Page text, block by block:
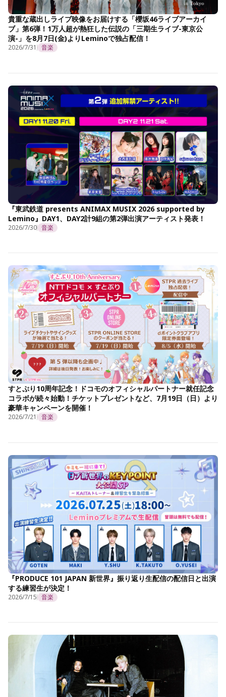
貴重な蔵出しライブ映像をお届けする「櫻坂46ライブアーカイ
ブ」第6弾！1万人超が熱狂した伝説の「三期生ライブ-東京公
演-」を8月7日(金)よりLeminoで独占配信！
2026/7/31 音楽
『東武鉄道 presents ANIMAX MUSIX 2026 supported by
Lemino』DAY1、DAY2計9組の第2弾出演アーティスト発表！
2026/7/30 音楽
すとぷり10周年記念！ドコモのオフィシャルパートナー就任記念
コラボが続々始動！チケットプレゼントなど、7月19日（日）より
豪華キャンペーンを開催！
2026/7/21 音楽
『PRODUCE 101 JAPAN 新世界』振り返り生配信の配信日と出演
する練習生が決定！
2026/7/15 音楽